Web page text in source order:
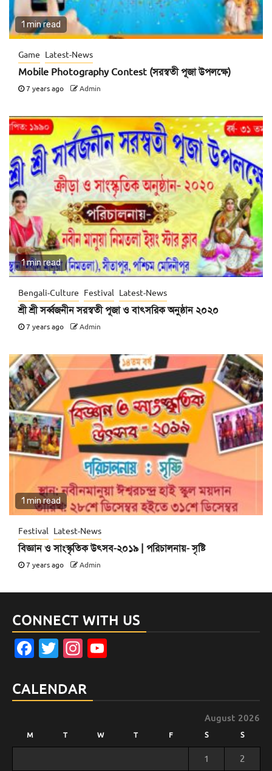
1 min read
Game Latest-News
Mobile Photography Contest (সরস্বতী পূজা উপলক্ষে)
7 years ago Admin
1 min read
Bengali-Culture Festival Latest-News
শ্রী শ্রী সর্ব্বজনীন সরস্বতী পূজা ও বাৎসরিক অনুষ্ঠান ২০২০
7 years ago Admin
1 min read
Festival Latest-News
বিজ্ঞান ও সাংস্কৃতিক উৎসব-২০১৯ | পরিচালনায়- সৃষ্টি
7 years ago Admin
CONNECT WITH US
Facebook
TwitterInstagram
CALENDAR
August 2026
M T W T F S S
1 2